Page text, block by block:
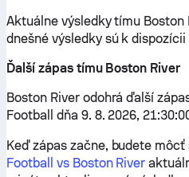
Aktuálne výsledky tímu Boston
dnešné výsledky sú k
Ďalší zápas tímu Boston River
Boston River odohrá ďalší
Football dňa 9. 8. 2026,
Keď zápas začne, budete
Football vs Boston River